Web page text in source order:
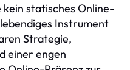
kein statisches Online-
Instrument
Strategie,
einer engen